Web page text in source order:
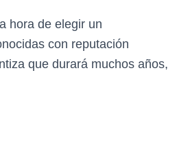
hora de elegir un
con reputación
que durará muchos años,